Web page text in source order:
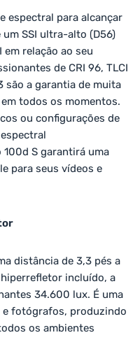
espectral para alcançar
SSI ultra-alto (D56)
em relação ao seu
de CRI 96, TLCI
são a garantia de muita
todos os momentos.
ou configurações de
S garantirá uma
para seus vídeos e
distância de 3,3 pés a
incluído, a
34.600 lux. É uma
e fotógrafos, produzindo
os ambientes